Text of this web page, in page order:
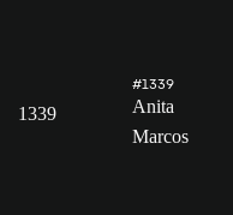
1339
#1339
Anita
Marcos